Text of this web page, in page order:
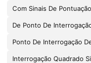
Com Sinais De Pontuação
De Ponto De
Ponto De Interrogação
Interrogação Quadrado